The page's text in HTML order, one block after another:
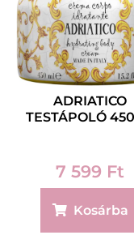
ADRIATICO
TESTÁPOLÓ
7 599 Ft
Kosárba